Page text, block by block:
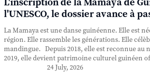
L'inscription de la Mamaya de
l'UNESCO, le dossier avance à
La Mamaya est une danse guinéenne. Elle est
région. Elle rassemble les générations. Elle
mandingue. Depuis 2018, elle est reconnue au
2019, elle devient patrimoine culturel guinéen
24 July, 2026